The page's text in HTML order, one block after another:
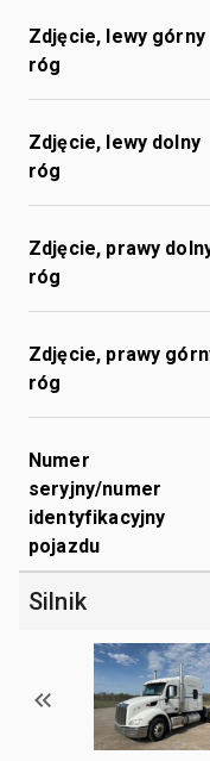
Zdjęcie, lewy górny
róg
Zdjęcie, lewy dolny
róg
Zdjęcie, prawy
róg
Zdjęcie, prawy
róg
Numer
seryjny/numer
identyfikacyjny
pojazdu
Silnik